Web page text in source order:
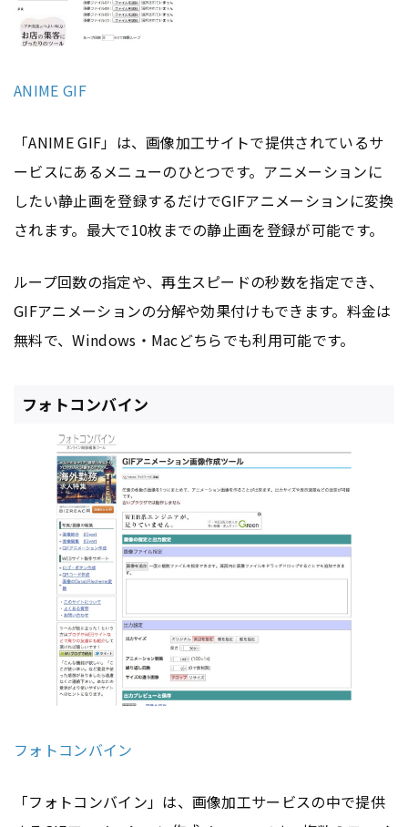
ANIME GIF
「ANIME GIF」は、画像加工サイトで提供されているサ
ービスにあるメニューのひとつです。アニメーションに
したい静止画を登録するだけでGIFアニメーションに変換
されます。最大で10枚までの静止画を登録が可能です。
ループ回数の指定や、再生スピードの秒数を指定でき、
GIFアニメーションの分解や効果付けもできます。料金は
無料で、Windows・Macどちらでも利用可能です。
フォトコンバイン
フォトコンバイン
「フォトコンバイン」は、画像加工サービスの中で提供